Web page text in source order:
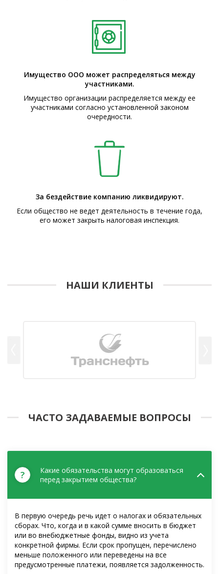
Имущество ООО может распределяться между
участниками.
Имущество организации распределяется между ее
участниками согласно установленной законом
очередности.
За бездействие компанию ликвидируют.
Если общество не ведет деятельность в течение года,
его может закрыть налоговая инспекция.
НАШИ КЛИЕНТЫ
ЧАСТО ЗАДАВАЕМЫЕ ВОПРОСЫ
?
Какие обязательства могут образоваться
перед закрытием общества?
В первую очередь речь идет о налогах и обязательных
сборах. Что, когда и в какой сумме вносить в бюджет
или во внебюджетные фонды, видно из учета
конкретной фирмы. Если срок пропущен, перечислено
меньше положенного или переведены на все
предусмотренные платежи, появляется задолженность.